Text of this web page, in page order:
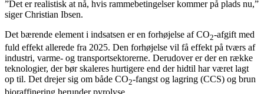
”Det er realistisk at nå, hvis rammebetingelser kommer på plads nu,”
siger Christian Ibsen.
Det bærende element i indsatsen er en forhøjelse af CO2-afgift med
fuld effekt allerede fra 2025. Den forhøjelse vil få effekt på tværs af
industri, varme- og transportsektorerne. Derudover er der en række
teknologier, der bør skaleres hurtigere end der hidtil har været lagt
op til. Det drejer sig om både CO2-fangst og lagring (CCS) og brun